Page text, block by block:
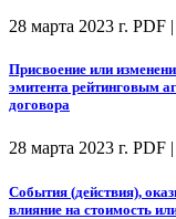
28 марта 2023 г. PDF
Присвоение или
эмитента рейтинговым
договора
28 марта 2023 г. PDF
События (действия),
влияние на стоимость